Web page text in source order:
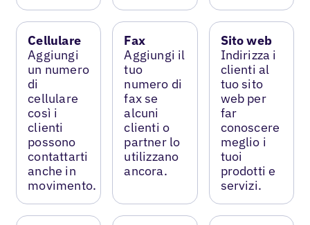
Cellulare
Aggiungi
un numero
di
cellulare
così i
clienti
possono
contattarti
anche in
movimento.
Fax
Aggiungi il
tuo
numero di
fax se
alcuni
clienti o
partner lo
utilizzano
ancora.
Sito web
Indirizza i
clienti al
tuo sito
web per
far
conoscere
meglio i
tuoi
prodotti e
servizi.